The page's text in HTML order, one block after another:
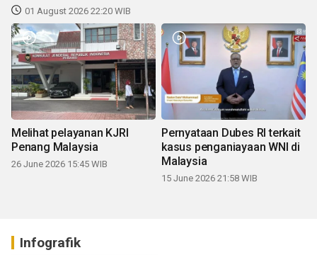
01 August 2026 22:20 WIB
Melihat pelayanan KJRI
Penang Malaysia
26 June 2026 15:45 WIB
Pernyataan Dubes RI terkait
kasus penganiayaan WNI di
Malaysia
15 June 2026 21:58 WIB
Infografik